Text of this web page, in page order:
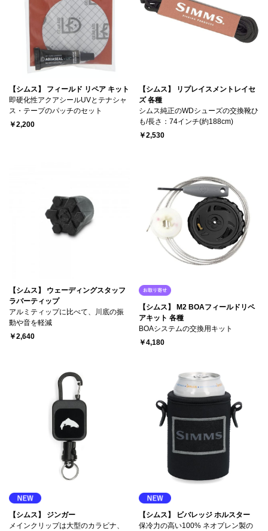
【シムス】 フィールド リペア キット
即硬化性アクアシールUVとテナシャ
ス・テープのパッチのセット
￥2,200
【シムス】 リプレイスメントレイセ
ズ 各種
シムス純正のWDシューズの交換靴ひ
も/長さ：74インチ(約188cm)
￥2,530
【シムス】 ウェーディングスタッフ
ラバーティップ
アルミティップに比べて、川底の振
動や音を軽減
￥2,640
【シムス】 M2 BOAフィールドリペ
アキット 各種
BOAシステムの交換用キット
￥4,180
【シムス】 ジンガー
メインクリップは大型のカラビナ、
【シムス】 ビバレッジ ホルスター
保冷力の高い100% ネオプレン製の